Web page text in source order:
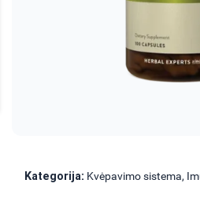
Kategorija: Kvėpavimo sistema,